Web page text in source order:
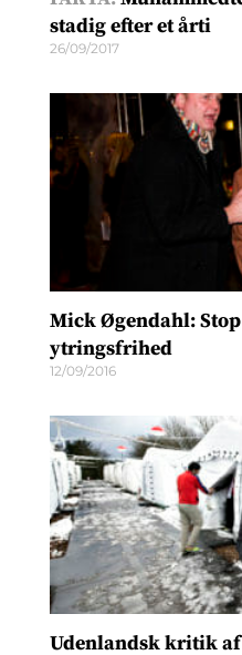
stadig efter et årti
26/09/2017
Mick Øgendahl:
ytringsfrihed
12/09/2016
Udenlandsk kritik